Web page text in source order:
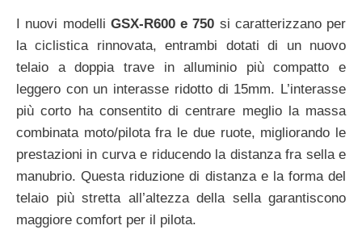
I nuovi modelli GSX-R600 e 750 si caratterizzano per
la ciclistica rinnovata, entrambi dotati di un nuovo
telaio a doppia trave in alluminio più compatto e
leggero con un interasse ridotto di 15mm. L’interasse
più corto ha consentito di centrare meglio la massa
combinata moto/pilota fra le due ruote, migliorando le
prestazioni in curva e riducendo la distanza fra sella e
manubrio. Questa riduzione di distanza e la forma del
telaio più stretta all’altezza della sella garantiscono
maggiore comfort per il pilota.